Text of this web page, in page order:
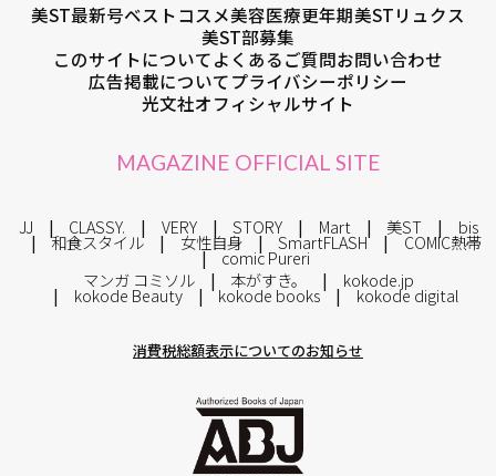
美ST最新号ベストコスメ美容医療更年期美STリュクス
美ST部募集
このサイトについてよくあるご質問お問い合わせ
広告掲載についてプライバシーポリシー
光文社オフィシャルサイト
MAGAZINE OFFICIAL SITE
JJ CLASSY. VERY STORY Mart 美ST bis
和食スタイル 女性自身 SmartFLASH COMIC熱帯
comic Pureri
マンガ コミソル
本がすき。 kokode.jp
kokode Beauty kokode books kokode digital
消費税総額表示についてのお知らせ